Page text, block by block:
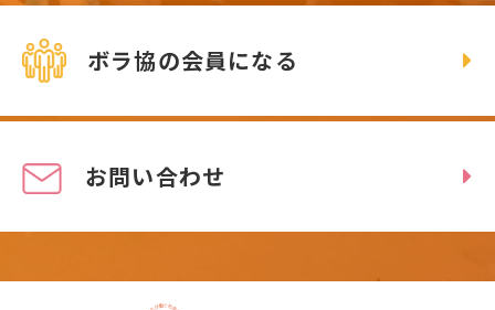
ボラ協の会員になる
お問い合わせ